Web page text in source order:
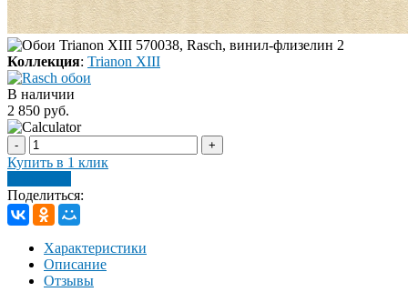
Коллекция: Trianon XIII
В наличии
2 850 руб.
- +
Купить в 1 клик
Поделиться:
Характеристики
Описание
Отзывы